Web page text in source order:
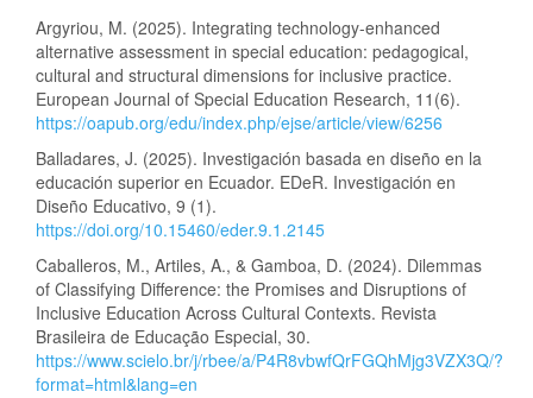
Argyriou, M. (2025). Integrating technology-enhanced
alternative assessment in special education: pedagogical,
cultural and structural dimensions for inclusive practice.
European Journal of Special Education Research, 11(6).
https://oapub.org/edu/index.php/ejse/article/view/6256
Balladares, J. (2025). Investigación basada en diseño en la
educación superior en Ecuador. EDeR. Investigación en
Diseño Educativo, 9 (1).
https://doi.org/10.15460/eder.9.1.2145
Caballeros, M., Artiles, A., & Gamboa, D. (2024). Dilemmas
of Classifying Difference: the Promises and Disruptions of
Inclusive Education Across Cultural Contexts. Revista
Brasileira de Educação Especial, 30.
https://www.scielo.br/j/rbee/a/P4R8vbwfQrFGQhMjg3VZX3Q/?
format=html&lang=en